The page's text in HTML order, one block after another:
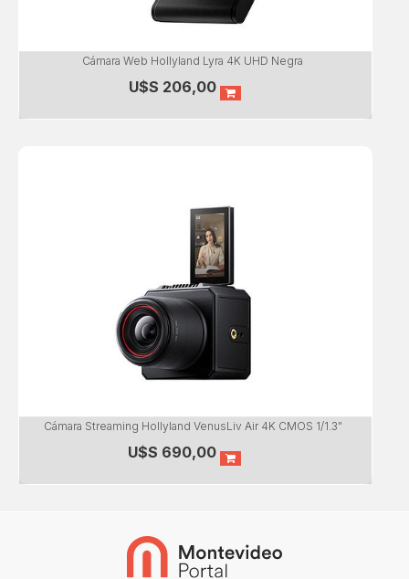
Cámara Web Hollyland Lyra 4K UHD Negra
U$S 206,00
Cámara Streaming Hollyland VenusLiv Air 4K CMOS 1/1.3"
U$S 690,00